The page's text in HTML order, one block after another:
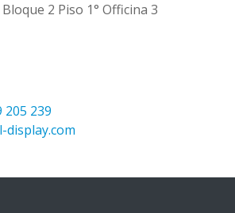
2 Piso 1° Officina 3
205 239
display.com